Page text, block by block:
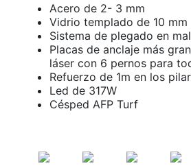
Acero de 2- 3 mm
Vidrio templado de 10 mm
Sistema de plegado en
Placas de anclaje más
láser con 6 pernos para
Refuerzo de 1m en los
Led de 317W
Césped AFP Turf